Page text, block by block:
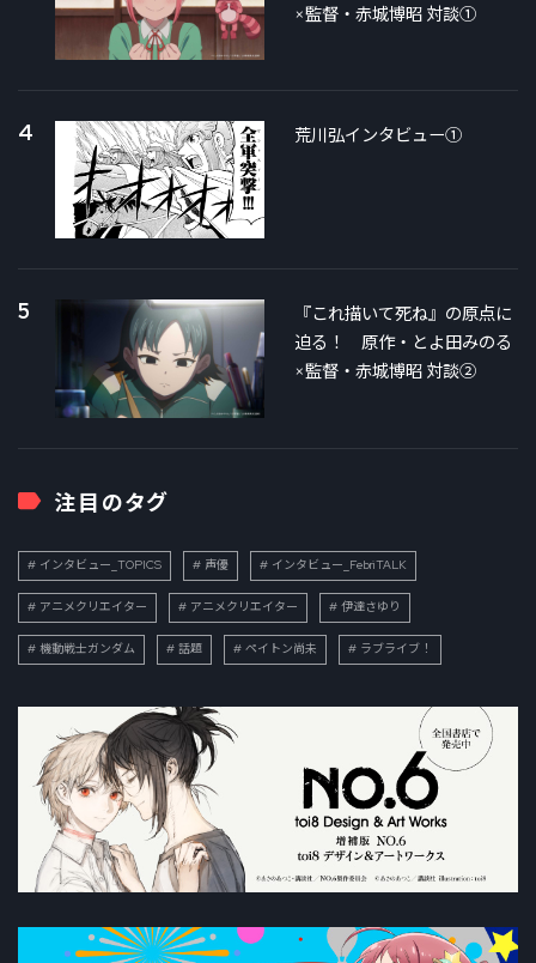
×監督・赤城博昭 対談①
4 荒川弘インタビュー①
5
『これ描いて死ね』の原点に
迫る！ 原作・とよ田みのる
×監督・赤城博昭 対談②
注目のタグ
インタビュー_TOPICS 声優 インタビュー_FebriTALK
アニメクリエイター アニメクリエイター 伊達さゆり
機動戦士ガンダム 話題 ペイトン尚未 ラブライブ！